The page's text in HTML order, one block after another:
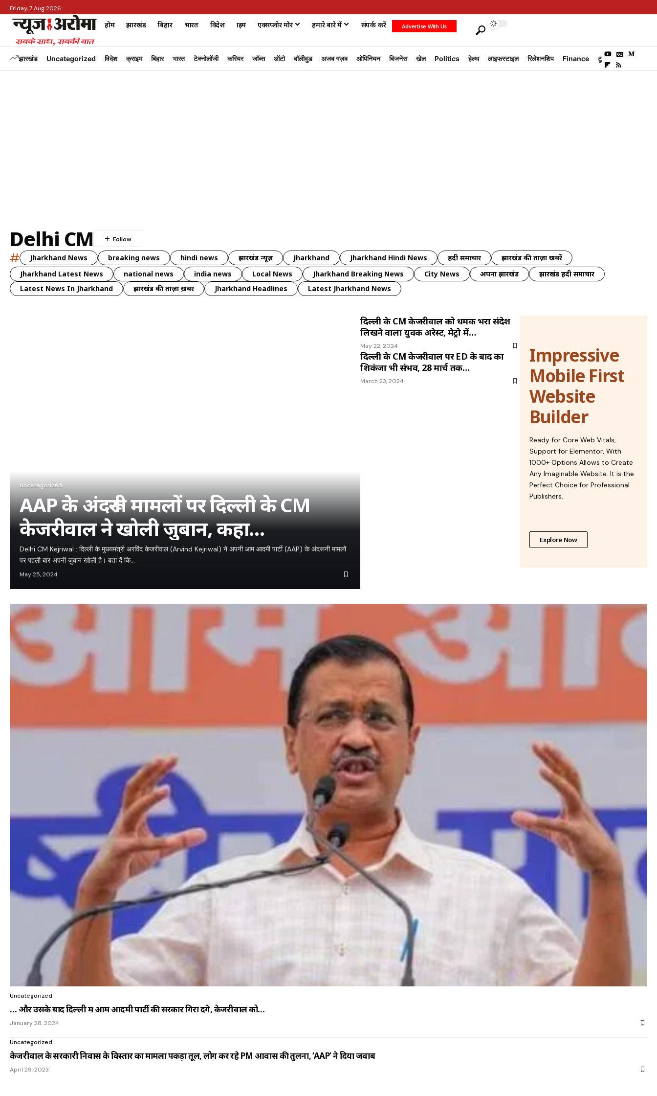
Friday, 7 Aug 2026
होम झारखंड बिहार भारत विदेश क्राइम एक्सप्लोर मोर हमारे बारे में संपर्क करें Advertise With Us
झारखंड Uncategorized विदेश क्राइम बिहार भारत टेक्नोलॉजी करियर जॉब्स ऑटो बॉलीवुड अजब गज़ब ओपिनियन बिजनेस खेल Politics हेल्थ लाइफस्टाइल रिलेशनशिप Finance टूरिज्म
Delhi CM
# Jharkhand News breaking news hindi news झारखंड न्यूज़ Jharkhand Jharkhand Hindi News हिंदी समाचार
झारखंड की ताज़ा खबरें
Jharkhand Latest News
national news india news Local News Jharkhand Breaking News City News अपना झारखंड
झारखंड हिंदी समाचार
Latest News In Jharkhand
झारखंड की ताज़ा ख़बर Jharkhand Headlines Latest Jharkhand News
Uncategorized
AAP के अंदरूनी मामलों पर दिल्ली के CM
केजरीवाल ने खोली जुबान, कहा…
Delhi CM Kejriwal : दिल्ली के मुख्यमंत्री अरविंद केजरीवाल (Arvind Kejriwal) ने अपनी आम आदमी पार्टी (AAP) के अंदरूनी मामलों
पर पहली बार अपनी जुबान खोली है। बता दें कि…
May 25, 2024
दिल्ली के CM केजरीवाल को धमकी भरा संदेश
लिखने वाला युवक अरेस्ट, मेट्रो में…
May 22, 2024
दिल्ली के CM केजरीवाल पर ED के बाद का
शिकंजा भी संभव, 28 मार्च तक…
March 23, 2024
Impressive
Mobile First
Website
Builder
Ready for Core Web Vitals,
Support for Elementor, With
1000+ Options Allows to Create
Any Imaginable Website. It is the
Perfect Choice for Professional
Publishers.
Explore Now
Uncategorized
… और उसके बाद दिल्ली में आम आदमी पार्टी की सरकार गिरा देंगे, केजरीवाल को…
January 28, 2024
Uncategorized
केजरीवाल के सरकारी निवास के विस्तार का मामला पकड़ा तूल, लोग कर रहे PM आवास की तुलना, ‘AAP’ ने दिया जवाब
April 29, 2023